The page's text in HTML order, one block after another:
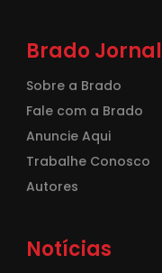
Brado Jornal
Sobre a Brado
Fale com a Brado
Anuncie Aqui
Trabalhe Conosco
Autores
Notícias